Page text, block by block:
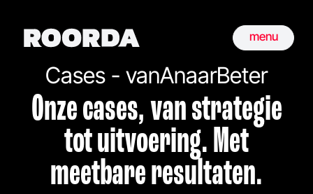
Cases - vanAnaarBeter
Onze cases, van strategie
tot uitvoering. Met
meetbare resultaten.
menu